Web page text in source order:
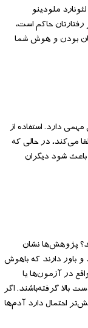
ملودینو
حاکم است،
بودن و هوش شما
دارد. استفاده از
می‌کند، در حالی که
شود دیگران
پژوهش‌ها نشان
باور دارند که باهوش
در آزمون‌ها یا
بالا گرفته‌باشند. اگر
احتمال دارد آدم‌ها